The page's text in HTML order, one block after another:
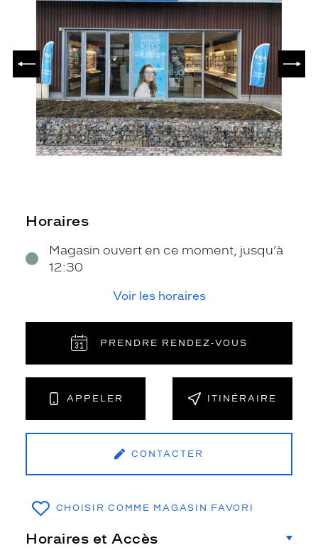
PRÉCÉDENT
Horaires
Magasin ouvert en ce moment, jusqu’à
12:30
Voir les horaires
PRENDRE RENDEZ‑VOUS
APPELER ITINÉRAIRE
CONTACTER
CHOISIR COMME MAGASIN FAVORI
Horaires et Accès